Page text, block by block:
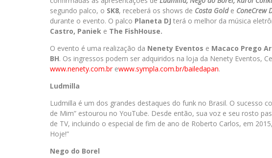
segundo palco, o SK8, receberá os shows de Costa Golde ConeCrew
durante o evento. O palco Planeta DJ terá o melhor da música
Castro, Paniek e The FishHouse.
O evento é uma realização da Nenety Eventos e Macaco Prego
BH. Os ingressos podem ser adquiridos na loja da Nenety Eventos,
www.nenety.com.brewww.sympla.com.br/bailedapan.
Ludmilla
Ludmilla é um dos grandes destaques do funk no Brasil. O sucesso
de Mim” estourou no YouTube. Desde então, sua voz e seu rosto
de TV, incluindo o especial de fim de ano de Roberto Carlos, em
Hoje!”
Nego do Borel